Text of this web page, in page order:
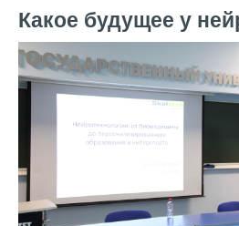
Какое будущее у